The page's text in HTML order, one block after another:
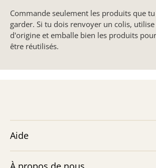
Commande seulement les produits que
garder. Si tu dois renvoyer un colis,
d'origine et emballe bien les produits
être réutilisés.
Aide